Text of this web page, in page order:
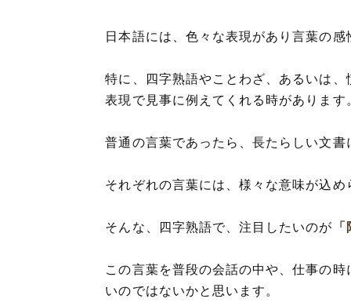
日本語には、色々な表現があり言葉の感
特に、四字熟語やことわざ、あるいは
表現で見事に例えてくれる時があります
普通の言葉であったら、長たらしい文書
それぞれの言葉には、様々な意味が込め
そんな、四字熟語で、注目したいのが
この言葉を普段の会話の中や、仕事の
いのではないかと思います。